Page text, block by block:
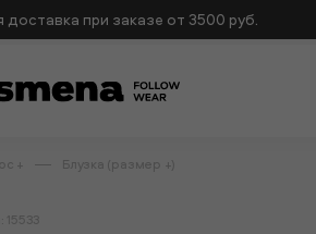
доставка при заказе от 3500 руб.
+ Блузка (размер +)
15533